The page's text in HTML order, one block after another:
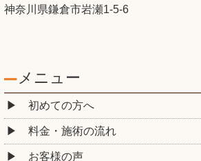
神奈川県鎌倉市岩瀬1-5-6
メニュー
初めての方へ
料金・施術の流れ
お客様の声